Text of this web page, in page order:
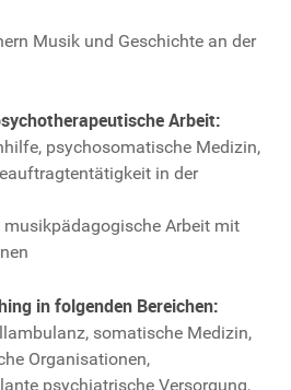
Musik und Geschichte an der
Arbeit:
psychosomatische Medizin,
in der
Arbeit mit
in folgenden Bereichen:
somatische Medizin,
Organisationen,
psychiatrische Versorgung,